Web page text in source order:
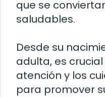
que se
saludables.
Desde su
adulta, es
atención y los
para promover